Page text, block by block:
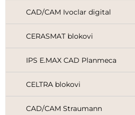
CAD/CAM Ivoclar digital
CERASMAT blokovi
IPS E.MAX CAD Planmeca
CELTRA blokovi
CAD/CAM Straumann